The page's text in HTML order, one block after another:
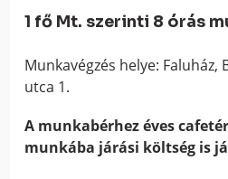
1 fő Mt. szerinti 8 órás
Munkavégzés helye: Faluház,
utca 1.
A munkabérhez éves
munkába járási költség is